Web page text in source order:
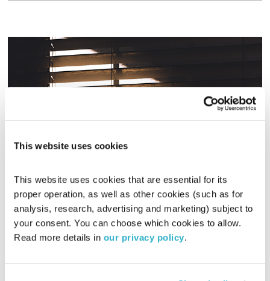
This website uses cookies
This website uses cookies that are essential for its
proper operation, as well as other cookies (such as for
analysis, research, advertising and marketing) subject to
your consent. You can choose which cookies to allow.
Read more details in our privacy policy.
התעוררות – 12.2.23
התעוררות
גליה גלעדי
12.02.23
01:27:34
גליה גלעדי מזמינה אתכם להתעורר יחדיו בכל בוקר, עם מוזיקה